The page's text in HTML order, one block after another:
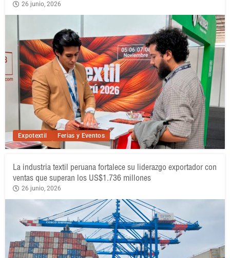
Expotextil Ferias y Eventos
26 junio, 2026
La industria textil peruana fortalece su liderazgo exportador con
ventas que superan los US$1.736 millones
26 junio, 2026